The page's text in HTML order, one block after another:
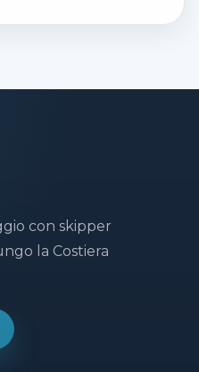
con skipper
la Costiera